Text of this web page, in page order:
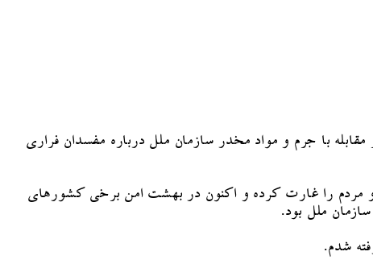
مقابله با جرم و مواد مخدر سازمان ملل درباره مفسدان فراری
و مردم را غارت کرده و اکنون در بهشت امن برخی کشورهای
ملل بود.
شدم.